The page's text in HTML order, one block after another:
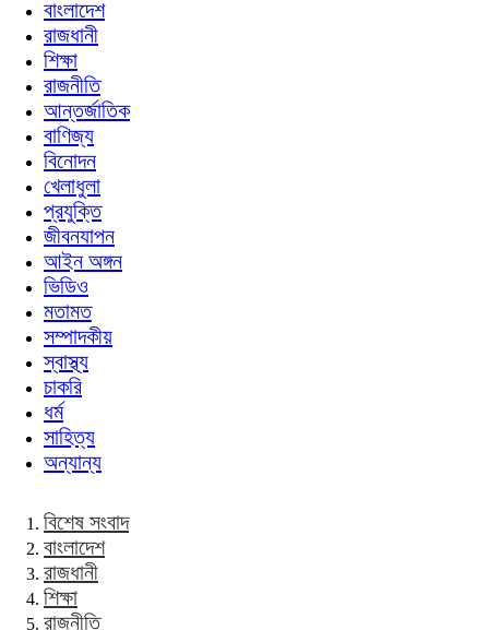
বাংলাদেশ
রাজধানী
শিক্ষা
রাজনীতি
আন্তর্জাতিক
বাণিজ্য
বিনোদন
খেলাধুলা
প্রযুক্তি
জীবনযাপন
আইন অঙ্গন
ভিডিও
মতামত
সম্পাদকীয়
স্বাস্থ্য
চাকরি
ধর্ম
সাহিত্য
অন্যান্য
বিশেষ সংবাদ
বাংলাদেশ
রাজধানী
শিক্ষা
রাজনীতি